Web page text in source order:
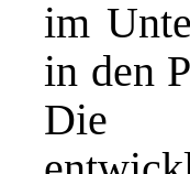
im
in den
Die